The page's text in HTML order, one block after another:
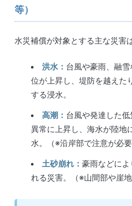
等）
水災補償が対象とする主な災害
洪水： 台風や豪雨、融
位が上昇し、堤防を越えた
する浸水。
高潮： 台風や発達した
異常に上昇し、海水が陸地
水。（※沿岸部で注意が必要
土砂崩れ：豪雨などに
れる災害。（※山間部や崖地